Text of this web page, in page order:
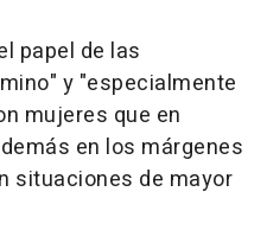
papel de las
y "especialmente
mujeres que en
en los márgenes
situaciones de mayor